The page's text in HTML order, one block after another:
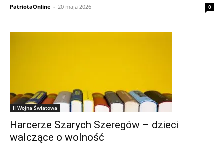
PatriotaOnline - 20 maja 2026 0
II Wojna Światowa
Harcerze Szarych Szeregów – dzieci
walczące o wolność